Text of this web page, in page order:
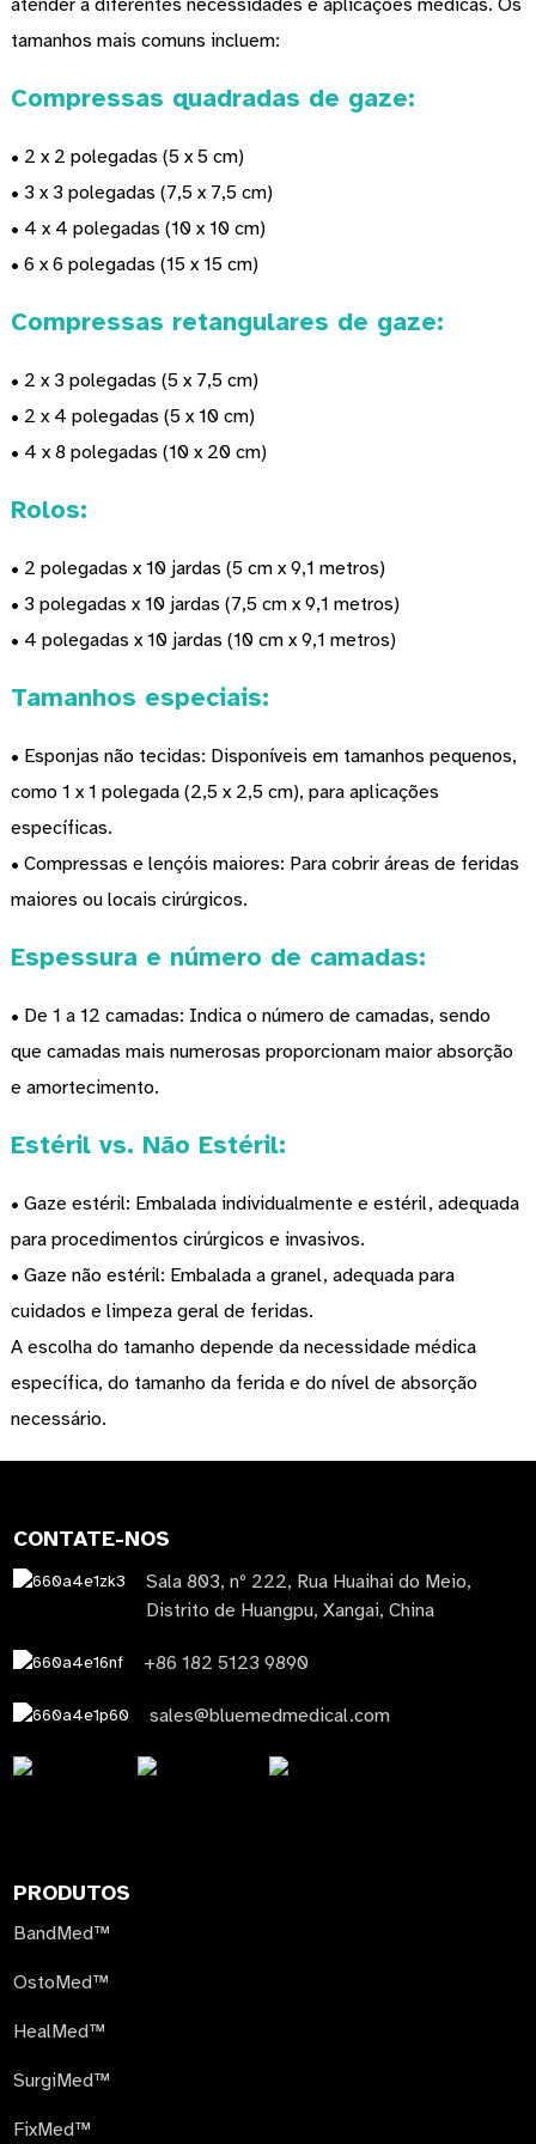
tamanhos mais comuns incluem:
Compressas quadradas de gaze:
• 2 x 2 polegadas (5 x 5 cm)
• 3 x 3 polegadas (7,5 x 7,5 cm)
• 4 x 4 polegadas (10 x 10 cm)
• 6 x 6 polegadas (15 x 15 cm)
Compressas retangulares de gaze:
• 2 x 3 polegadas (5 x 7,5 cm)
• 2 x 4 polegadas (5 x 10 cm)
• 4 x 8 polegadas (10 x 20 cm)
Rolos:
• 2 polegadas x 10 jardas (5 cm x 9,1 metros)
• 3 polegadas x 10 jardas (7,5 cm x 9,1 metros)
• 4 polegadas x 10 jardas (10 cm x 9,1 metros)
Tamanhos especiais:
• Esponjas não tecidas: Disponíveis em tamanhos pequenos,
como 1 x 1 polegada (2,5 x 2,5 cm), para aplicações
específicas.
• Compressas e lençóis maiores: Para cobrir áreas de feridas
maiores ou locais cirúrgicos.
Espessura e número de camadas:
• De 1 a 12 camadas: Indica o número de camadas, sendo
que camadas mais numerosas proporcionam maior absorção
e amortecimento.
Estéril vs. Não Estéril:
• Gaze estéril: Embalada individualmente e estéril, adequada
para procedimentos cirúrgicos e invasivos.
• Gaze não estéril: Embalada a granel, adequada para
cuidados e limpeza geral de feridas.
A escolha do tamanho depende da necessidade médica
específica, do tamanho da ferida e do nível de absorção
necessário.
CONTATE-NOS
Sala 803, nº 222, Rua Huaihai do Meio,
Distrito de Huangpu, Xangai, China
+86 182 5123 9890
sales@bluemedmedical.com
PRODUTOS
BandMed™
OstoMed™
HealMed™
SurgiMed™
FixMed™